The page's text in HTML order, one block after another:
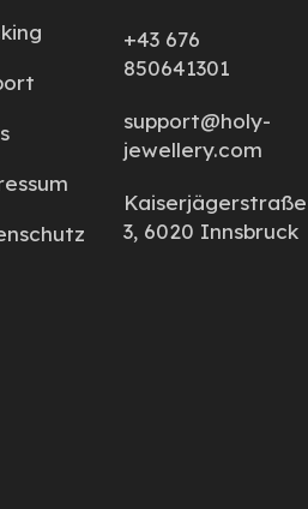
+43 676
850641301
support@holy-
jewellery.com
Kaiserjägerstraße
3, 6020 Innsbruck